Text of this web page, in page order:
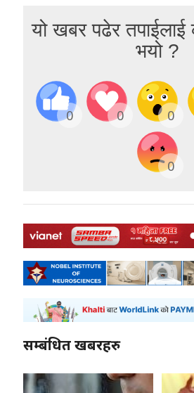
यो खबर पढेर
भयो ?
0 0 0
0
सम्बंधित खबरहरु